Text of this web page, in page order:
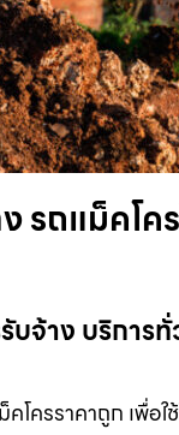
รถแม็คโ
บจ้าง บริการ
คโครราคาถูก เพื่